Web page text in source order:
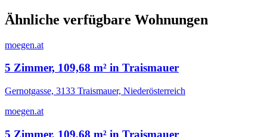
Ähnliche verfügbare Wohnungen
moegen.at
5 Zimmer, 109,68 m² in Traismauer
Gernotgasse, 3133 Traismauer, Niederösterreich
moegen.at
5 Zimmer, 109,68 m² in Traismauer